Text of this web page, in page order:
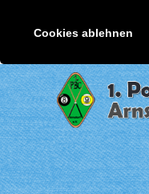
Cookies ablehnen